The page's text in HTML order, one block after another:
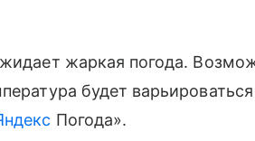
жаркая погода.
будет варьироваться
Погода».